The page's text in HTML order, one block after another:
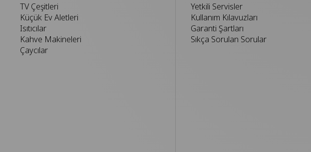
TV Çeşitleri
Küçük Ev Aletleri
Isıtıcılar
Kahve Makineleri
Çaycılar
Yetkili Servisler
Kullanım Kılavuzları
Garanti Şartları
Sıkça Sorulan Sorular